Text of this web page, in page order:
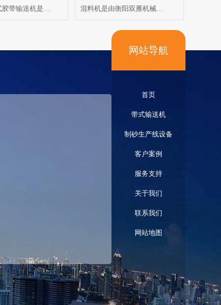
网站导航
首页
带式输送机
制砂生产线设备
客户案例
服务支持
关于我们
联系我们
网站地图